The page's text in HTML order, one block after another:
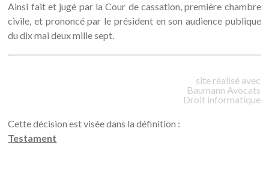
Ainsi fait et jugé par la Cour de cassation, première chambre
civile, et prononcé par le président en son audience publique
du dix mai deux mille sept.
site réalisé avec
Baumann Avocats
Droit informatique
Cette décision est visée dans la définition :
Testament